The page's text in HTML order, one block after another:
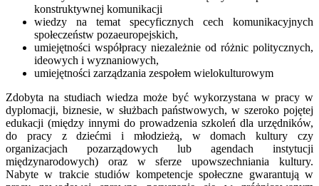
konstruktywnej komunikacji
wiedzy na temat specyficznych cech komunikacyjnych
społeczeństw pozaeuropejskich,
umiejętności współpracy niezależnie od różnic politycznych,
ideowych i wyznaniowych,
umiejętności zarządzania zespołem wielokulturowym
Zdobyta na studiach wiedza może być wykorzystana w pracy w
dyplomacji, biznesie, w służbach państwowych, w szeroko pojętej
edukacji (między innymi do prowadzenia szkoleń dla urzędników,
do pracy z dziećmi i młodzieżą, w domach kultury czy
organizacjach pozarządowych lub agendach instytucji
międzynarodowych) oraz w sferze upowszechniania kultury.
Nabyte w trakcie studiów kompetencje społeczne gwarantują w